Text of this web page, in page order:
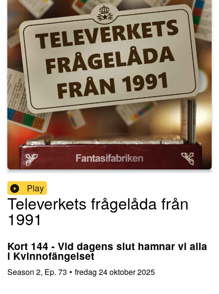
Play
Televerkets frågelåda från
1991
Kort 144 - Vid dagens slut hamnar vi alla
i Kvinnofängelset
Season 2, Ep. 73 • fredag 24 oktober 2025